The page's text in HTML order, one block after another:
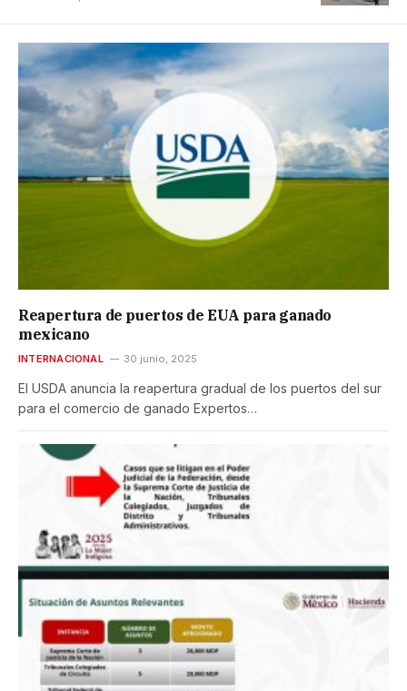
Reapertura de puertos de EUA para ganado
mexicano
INTERNACIONAL 30 junio, 2025
El USDA anuncia la reapertura gradual de los puertos del sur
para el comercio de ganado Expertos…